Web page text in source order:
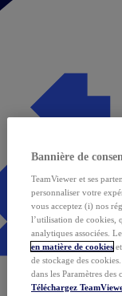
Bannière de
TeamViewer et ses
personnaliser votre
vous acceptez (i) nos
l’utilisation de cookies,
analytiques associées.
en matière de cookies
de stockage des
dans les Paramètres des
Téléchargez